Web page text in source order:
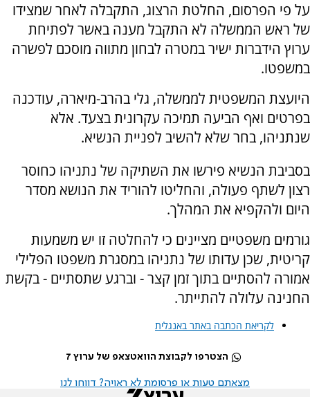
על פי הפרסום, החלטת הרצוג, התקבלה לאחר שמצידו
של ראש הממשלה לא התקבל מענה באשר לפתיחת
ערוץ הידברות ישיר במטרה לבחון מתווה מוסכם לפשרה
במשפטו.
היועצת המשפטית לממשלה, גלי בהרב-מיארה, עודכנה
בפרטים ואף הביעה תמיכה עקרונית בצעד. אלא
שנתניהו, בחר שלא להשיב לפניית הנשיא.
בסביבת הנשיא פירשו את השתיקה של נתניהו כחוסר
רצון לשתף פעולה, והחליטו להוריד את הנושא מסדר
היום ולהקפיא את המהלך.
גורמים משפטיים מציינים כי להחלטה זו יש משמעות
קריטית, שכן עדותו של נתניהו במסגרת משפטו הפלילי
אמורה להסתיים בתוך זמן קצר - וברגע שתסתיים - בקשת
החנינה עלולה להתייתר.
לקריאת הכתבה באתר באנגלית
הצטרפו לקבוצת הוואטצאפ של ערוץ 7
מצאתם טעות או פרסומת לא ראויה? דווחו לנו